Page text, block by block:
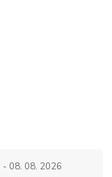
- 08. 08. 2026